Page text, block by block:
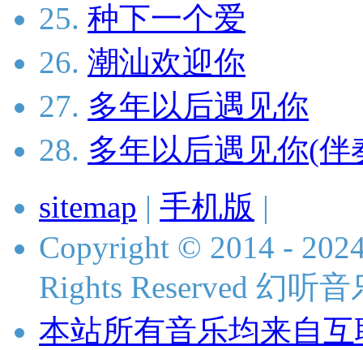
25. 种下一个爱
26. 潮汕欢迎你
27. 多年以后遇见你
28. 多年以后遇见你(伴
sitemap | 手机版 |
Copyright © 2014 -
Rights Reserved 幻听
本站所有音乐均来自